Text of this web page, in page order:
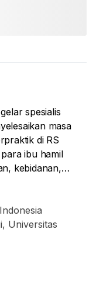
spesialis
masa
di RS
ibu hamil
kebidanan,
adalah suntik KB,
IUD. Dirinya juga
untuk kesehatan
Universitas